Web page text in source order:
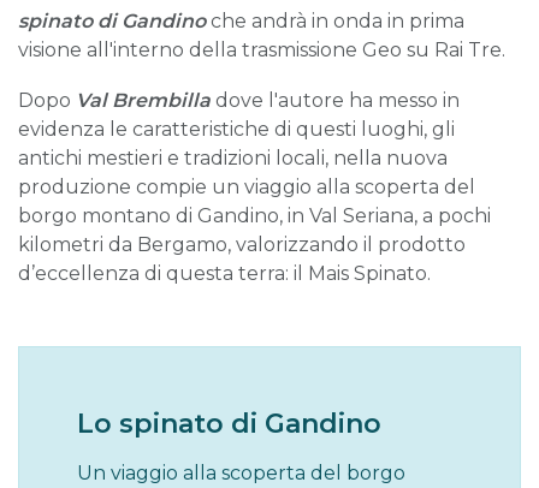
spinato di Gandinoche andrà in onda in prima
visione all'interno della trasmissione Geo su Rai Tre.
Dopo Val Brembilla dove l'autore ha messo in
evidenza le caratteristiche di questi luoghi, gli
antichi mestieri e tradizioni locali, nella nuova
produzione compie un viaggio alla scoperta del
borgo montano di Gandino, in Val Seriana, a pochi
kilometri da Bergamo, valorizzando il prodotto
d’eccellenza di questa terra: il Mais Spinato.
Lo spinato di Gandino
Un viaggio alla scoperta del borgo